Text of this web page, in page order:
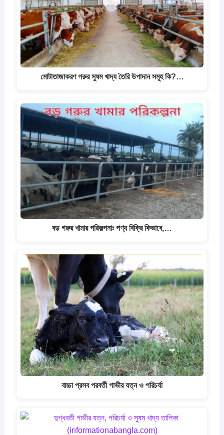
মোটাতাজাকরণ গরুর সুষম খাদ্য তৈরি উপাদান সমূহ কি?…
বড় গরুর খামার পরিকল্পনাঃ পণ্য বিক্রি কিভাবে,…
বাচ্চা প্রসব পরবর্তী গাভীর যত্ন ও পরিচর্যা